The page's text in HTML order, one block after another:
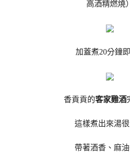
高酒精燃燒）
加蓋煮20分鐘
香貢貢的客家雞酒
這樣煮出來湯很
帶著酒香、麻油